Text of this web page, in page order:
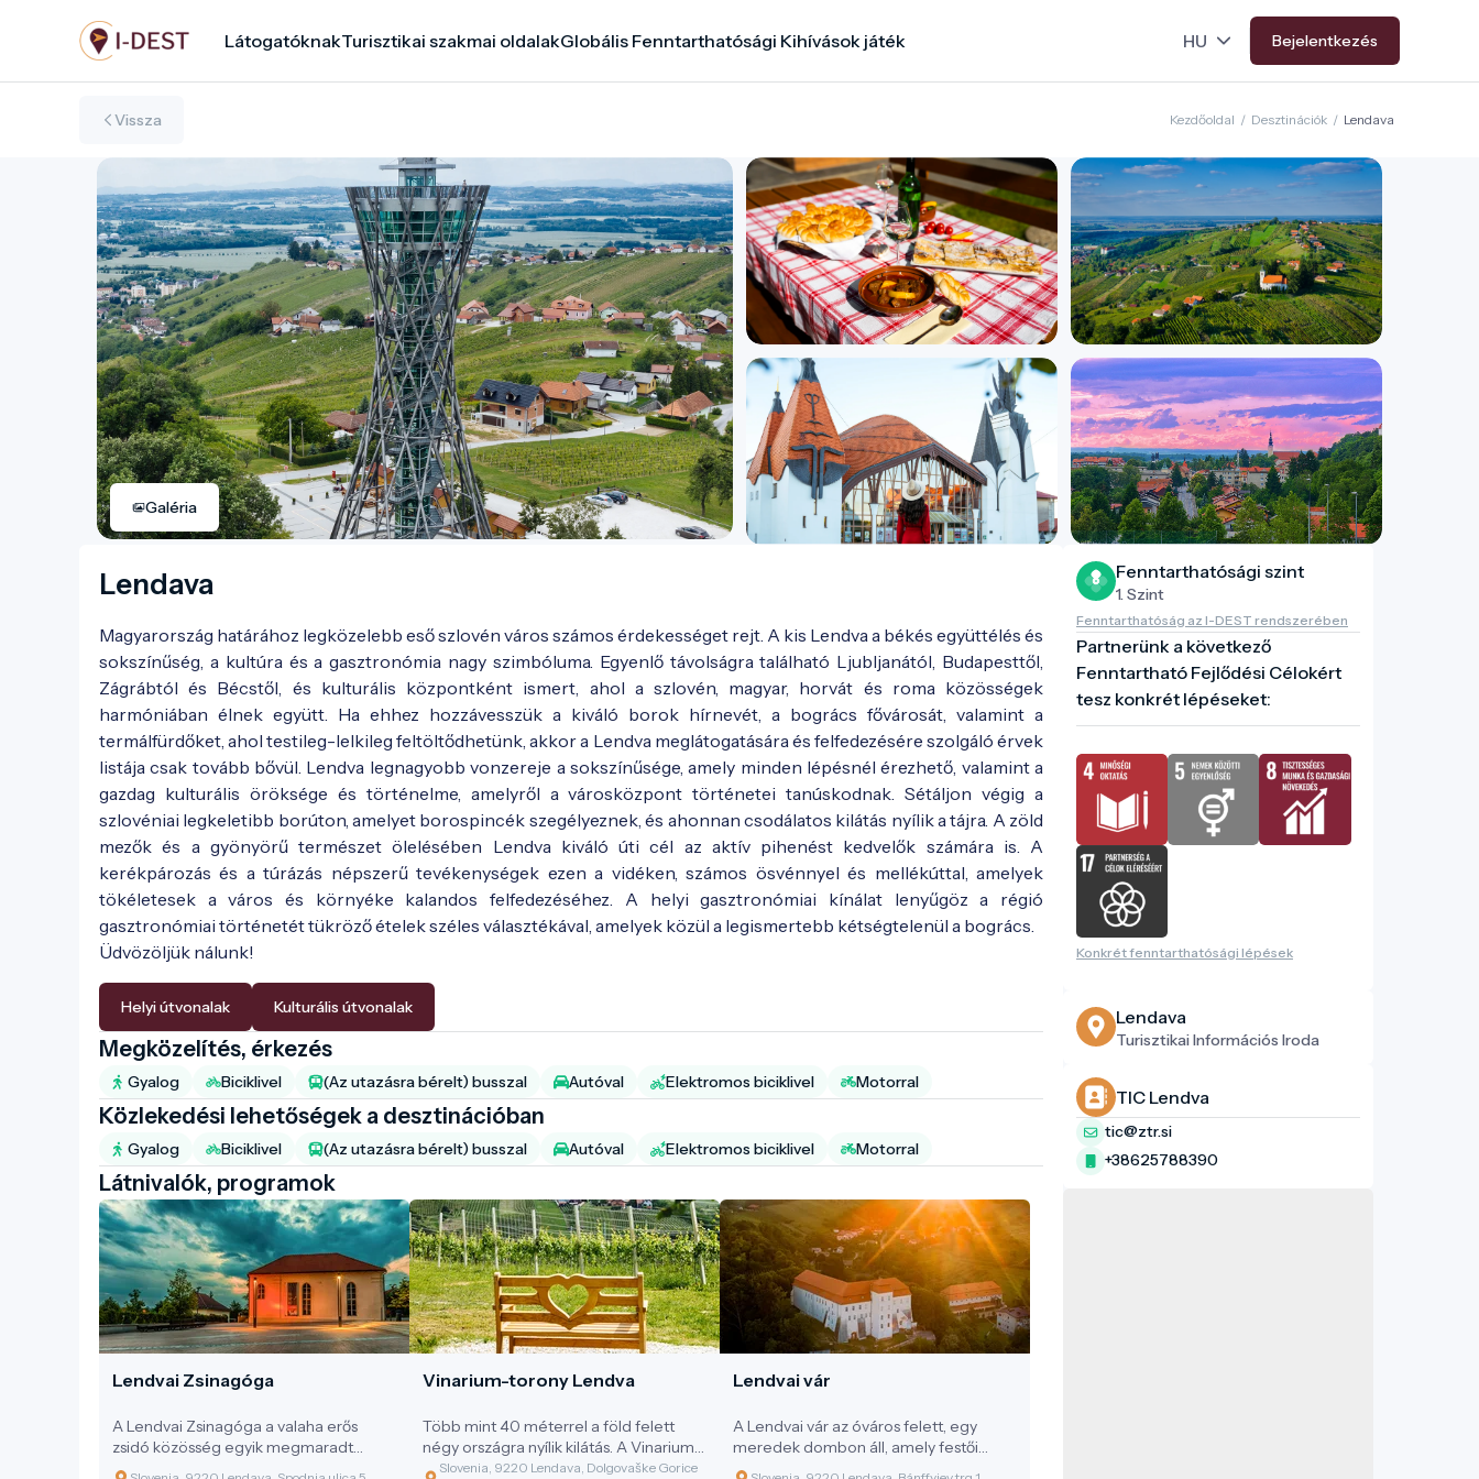
tartalomra
LátogatóknakTurisztikai szakmai oldalakGlobális Fenntarthatósági Kihívások játék Bejelentkezés
Vissza Kezdőoldal / Desztinációk / Lendava
Galéria
Lendava
Magyarország határához legközelebb eső szlovén város számos érdekességet rejt. A kis Lendva a békés együttélés és
sokszínűség, a kultúra és a gasztronómia nagy szimbóluma. Egyenlő távolságra található Ljubljanától, Budapesttől,
Zágrábtól és Bécstől, és kulturális központként ismert, ahol a szlovén, magyar, horvát és roma közösségek
harmóniában élnek együtt. Ha ehhez hozzávesszük a kiváló borok hírnevét, a bogrács fővárosát, valamint a
termálfürdőket, ahol testileg-lelkileg feltöltődhetünk, akkor a Lendva meglátogatására és felfedezésére szolgáló érvek
listája csak tovább bővül. Lendva legnagyobb vonzereje a sokszínűsége, amely minden lépésnél érezhető, valamint a
gazdag kulturális öröksége és történelme, amelyről a városközpont történetei tanúskodnak. Sétáljon végig a
szlovéniai legkeletibb borúton, amelyet borospincék szegélyeznek, és ahonnan csodálatos kilátás nyílik a tájra. A zöld
mezők és a gyönyörű természet ölelésében Lendva kiváló úti cél az aktív pihenést kedvelők számára is. A
kerékpározás és a túrázás népszerű tevékenységek ezen a vidéken, számos ösvénnyel és mellékúttal, amelyek
tökéletesek a város és környéke kalandos felfedezéséhez. A helyi gasztronómiai kínálat lenyűgöz a régió
gasztronómiai történetét tükröző ételek széles választékával, amelyek közül a legismertebb kétségtelenül a bogrács.
Üdvözöljük nálunk!
Helyi útvonalak Kulturális útvonalak
Megközelítés, érkezés
Gyalog Biciklivel (Az utazásra bérelt) busszal Autóval Elektromos biciklivel Motorral
Közlekedési lehetőségek a desztinációban
Gyalog Biciklivel (Az utazásra bérelt) busszal Autóval Elektromos biciklivel Motorral
Látnivalók, programok
Lendvai Zsinagóga
A Lendvai Zsinagóga a valaha erős
zsidó közösség egyik megmaradt
emlékműve, amely egészen a második
Vinarium-torony Lendva
Több mint 40 méterrel a föld felett
négy országra nyílik kilátás. A Vinarium
Lendva kilátótorony 53,5 méter magas,
Slovenia, 9220 Lendava, Dolgovaške Gorice
Lendvai vár
A Lendvai vár az óváros felett, egy
meredek dombon áll, amely festői
szőlőhegyek között emelkedik. A
Fenntarthatósági szint
1. Szint
Fenntarthatóság az I-DEST rendszerében
Partnerünk a következő
Fenntartható Fejlődési Célokért
tesz konkrét lépéseket:
Konkrét fenntarthatósági lépések
Lendava
Turisztikai Információs Iroda
TIC Lendva
tic@ztr.si
+38625788390